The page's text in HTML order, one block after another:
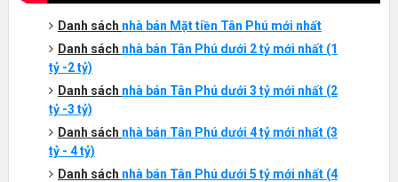
Danh sách nhà bán Mặt tiền Tân Phú mới nhất
Danh sách nhà bán Tân Phú dưới 2 tỷ mới nhất (1
tỷ -2 tỷ)
Danh sách nhà bán Tân Phú dưới 3 tỷ mới nhất (2
tỷ -3 tỷ)
Danh sách nhà bán Tân Phú dưới 4 tỷ mới nhất (3
tỷ - 4 tỷ)
Danh sách nhà bán Tân Phú dưới 5 tỷ mới nhất (4